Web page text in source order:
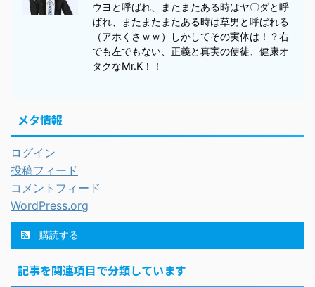
ウヨと呼ばれ、またまたある時はヤ〇ダと呼
ばれ、またまたまたある時は草男と呼ばれる
（アホくさｗｗ）しかしてその実体は！？右
でも左でもない、正義と真実の使徒、健康オ
タクなMr.K！！
メタ情報
ログイン
投稿フィード
コメントフィード
WordPress.org
購読する
記事を関連項目で分類しています